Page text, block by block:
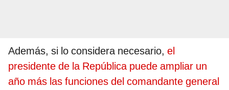
Además, si lo considera necesario, el
presidente de la República puede ampliar un
año más las funciones del comandante general